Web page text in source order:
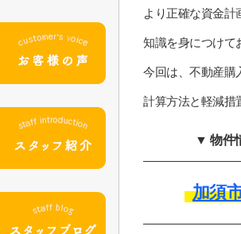
より正確な資金
知識を身につけて
今回は、不動産購
計算方法と軽減措
▼ 物件
加須